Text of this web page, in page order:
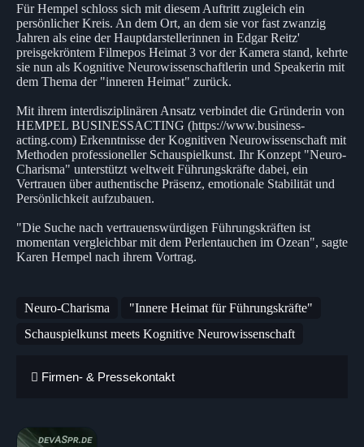
Für Hempel schloss sich mit diesem Auftritt zugleich ein
persönlicher Kreis. An dem Ort, an dem sie vor fast zwanzig
Jahren als eine der Hauptdarstellerinnen in Edgar Reitz'
preisgekröntem Filmepos Heimat 3 vor der Kamera stand, kehrte
sie nun als Kognitive Neurowissenschaftlerin und Speakerin mit
dem Thema der "inneren Heimat" zurück.
Mit ihrem interdisziplinären Ansatz verbindet die Gründerin von
HEMPEL BUSINESSACTING (https://www.business-
acting.com) Erkenntnisse der Kognitiven Neurowissenschaft mit
Methoden professioneller Schauspielkunst. Ihr Konzept "Neuro-
Charisma" unterstützt weltweit Führungskräfte dabei, ein
Vertrauen über authentische Präsenz, emotionale Stabilität und
Persönlichkeit aufzubauen.
"Die Suche nach vertrauenswürdigen Führungskräften ist
momentan vergleichbar mit dem Perlentauchen im Ozean", sagte
Karen Hempel nach ihrem Vortrag.
Neuro-Charisma
"Innere Heimat für Führungskräfte"
Schauspielkunst meets Kognitive Neurowissenschaft
Firmen- & Pressekontakt